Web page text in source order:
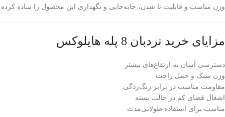
وزن مناسب و قابلیت تا شدن، جابه‌جایی و نگهداری این محصول را ساده
مزایای خرید نردبان 8 پله هایلوکس
دسترسی آسان به ارتفاع‌های بیشتر
وزن سبک و حمل راحت
مقاومت مناسب در برابر زنگ‌زدگی
اشغال فضای کم در حالت بسته
مناسب برای استفاده طولانی‌مدت